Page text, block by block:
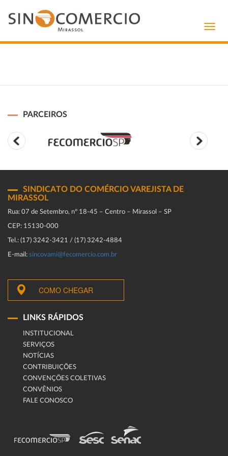
PARCEIROS
SINDICATO DO COMÉRCIO VAREJISTA DE
MIRASSOL
Rua: 07 de Setembro, n° 18-45 – Centro – Mirassol – SP
CEP: 15130-000
Tel.: (17) 3242-3421 / (17) 3242-4884
E-mail: sincovami@fecomercio.com.br
COMO CHEGAR
LINKS RÁPIDOS
INSTITUCIONAL
SERVIÇOS
NOTÍCIAS
CONTRIBUIÇÕES
CONVENÇÕES COLETIVAS
CONVÊNIOS
FALE CONOSCO